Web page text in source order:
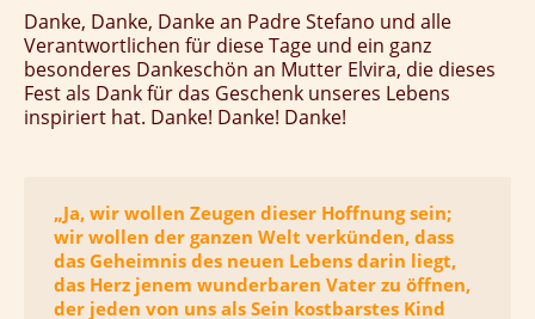
Danke, Danke, Danke an Padre Stefano und alle
Verantwortlichen für diese Tage und ein ganz
besonderes Dankeschön an Mutter Elvira, die dieses
Fest als Dank für das Geschenk unseres Lebens
inspiriert hat. Danke! Danke! Danke!
„Ja, wir wollen Zeugen dieser Hoffnung sein;
wir wollen der ganzen Welt verkünden, dass
das Geheimnis des neuen Lebens darin liegt,
das Herz jenem wunderbaren Vater zu öffnen,
der jeden von uns als Sein kostbarstes Kind